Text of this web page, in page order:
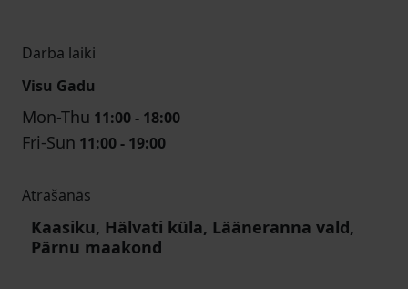
Darba laiki
Visu Gadu
Mon-Thu 11:00 - 18:00
Fri-Sun 11:00 - 19:00
Atrašanās
Kaasiku, Hälvati küla, Lääneranna vald,
Pärnu maakond